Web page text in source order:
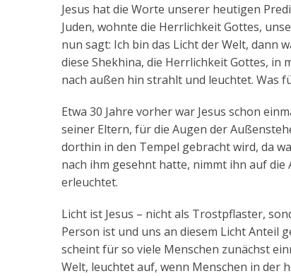
Jesus hat die Worte unserer heutigen
Juden, wohnte die Herrlichkeit Gottes,
nun sagt: Ich bin das Licht der Welt, dann
diese Shekhina, die Herrlichkeit Gottes,
nach außen hin strahlt und leuchtet. Was
Etwa 30 Jahre vorher war Jesus schon
seiner Eltern, für die Augen der
dorthin in den Tempel gebracht wird, da
nach ihm gesehnt hatte, nimmt ihn auf die
erleuchtet.
Licht ist Jesus – nicht als Trostpflaster,
Person ist und uns an diesem Licht Anteil
scheint für so viele Menschen zunächst
Welt, leuchtet auf, wenn Menschen in der